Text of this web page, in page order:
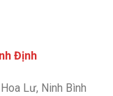
Định
Lư, Ninh Bình